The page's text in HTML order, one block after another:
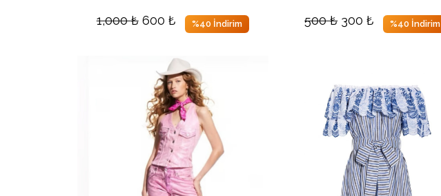
1,000₺ 600 ₺ %40 İndirim 500₺ 300₺ %40 İndirim